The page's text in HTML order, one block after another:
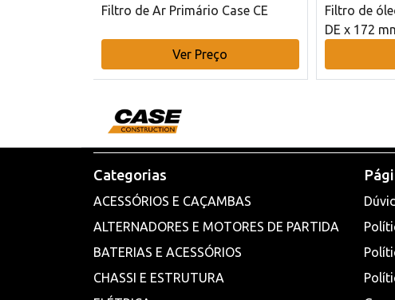
Filtro de Ar Primário Case CE
Ver Preço
Filtro de
DE x 172
Categorias
ACESSÓRIOS E CAÇAMBAS
ALTERNADORES E MOTORES DE PARTIDA
BATERIAS E ACESSÓRIOS
CHASSI E ESTRUTURA